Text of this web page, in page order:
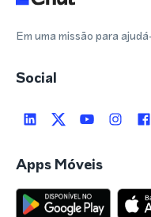
Em uma missão para
Social
Apps Móveis